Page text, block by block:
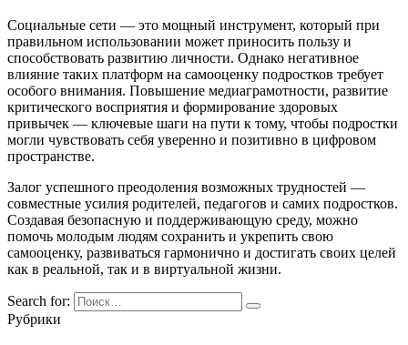
Социальные сети — это мощный инструмент, который при
правильном использовании может приносить пользу и
способствовать развитию личности. Однако негативное
влияние таких платформ на самооценку подростков требует
особого внимания. Повышение медиаграмотности, развитие
критического восприятия и формирование здоровых
привычек — ключевые шаги на пути к тому, чтобы подростки
могли чувствовать себя уверенно и позитивно в цифровом
пространстве.
Залог успешного преодоления возможных трудностей —
совместные усилия родителей, педагогов и самих подростков.
Создавая безопасную и поддерживающую среду, можно
помочь молодым людям сохранить и укрепить свою
самооценку, развиваться гармонично и достигать своих целей
как в реальной, так и в виртуальной жизни.
Search for:
Рубрики